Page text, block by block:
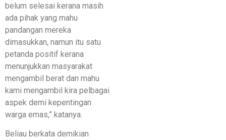
belum selesai kerana masih
ada pihak yang mahu
pandangan mereka
dimasukkan, namun itu satu
petanda positif kerana
menunjukkan masyarakat
mengambil berat dan mahu
kami mengambil kira pelbagai
aspek demi kepentingan
warga emas,” katanya.
Beliau berkata demikian